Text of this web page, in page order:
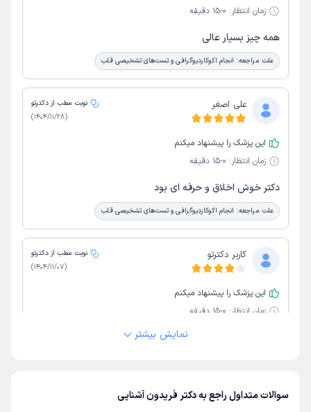
زمان انتظار: 0-15 دقیقه
همه چیز بسیار عالی
علت مراجعه: انجام اکوکاردیوگرافی و تست‌های تشخیصی قلب
علی اصغر
نوبت مطب از دکترتو
(
1404/11/28
)
این پزشک را پیشنهاد میکنم
زمان انتظار: 0-15 دقیقه
دکتر خوش اخلاق و حرفه ای بود
علت مراجعه: انجام اکوکاردیوگرافی و تست‌های تشخیصی قلب
کاربر دکترتو
نوبت مطب از دکترتو
(
1404/11/07
)
این پزشک را پیشنهاد میکنم
زمان انتظار: 0-15 دقیقه
لیلا
نمایش بیشتر
سوالات متداول راجع به دکتر فریدون آشنایی